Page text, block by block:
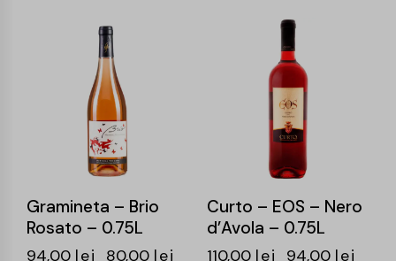
Gramineta – Brio
Rosato – 0.75L
94,00 lei 80,00 lei
Curto – EOS – Nero
d’Avola – 0.75L
110,00 lei 94,00 lei